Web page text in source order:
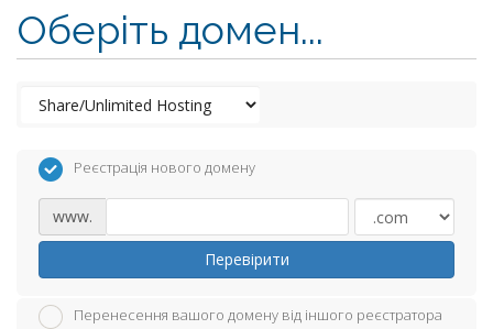
Оберіть домен...
Реєстрація нового домену
www.
Перевірити
Перенесення вашого домену від іншого реєстратора